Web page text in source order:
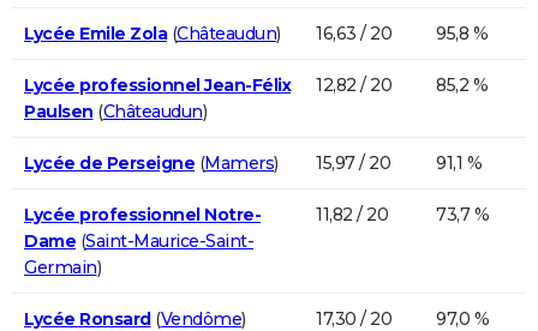
Lycée Emile Zola(Châteaudun) 16,63 / 20 95,8 %
Lycée professionnel Jean-Félix
Paulsen (Châteaudun)
12,82 / 20 85,2 %
Lycée de Perseigne (Mamers) 15,97 / 20 91,1 %
Lycée professionnel Notre-
Dame (Saint-Maurice-Saint-
Germain)
11,82 / 20 73,7 %
Lycée Ronsard(Vendôme) 17,30 / 20 97,0 %